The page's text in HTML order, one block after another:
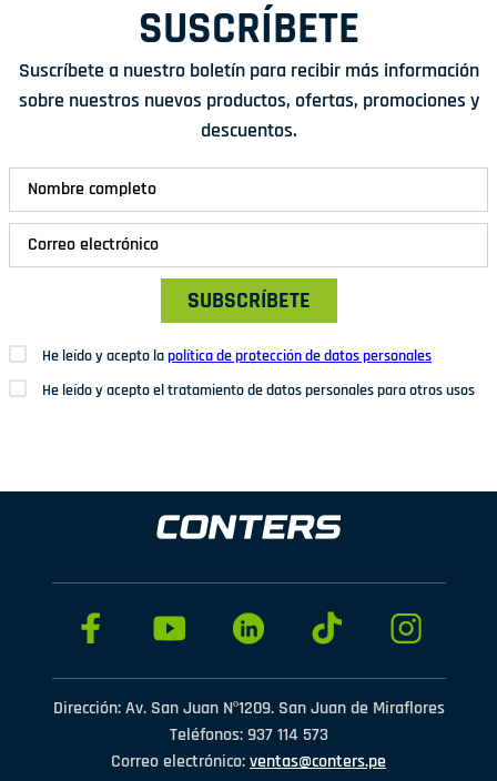
SUSCRÍBETE
Suscríbete a nuestro boletín para recibir más información
sobre nuestros nuevos productos, ofertas, promociones y
descuentos.
SUBSCRÍBETE
He leído y acepto lapolítica de protección de datos personales
He leído y acepto el tratamiento de datos personales para otros usos
Dirección: Av. San Juan Nº1209. San Juan de Miraflores
Teléfonos: 937 114 573
Correo electrónico:ventas@conters.pe